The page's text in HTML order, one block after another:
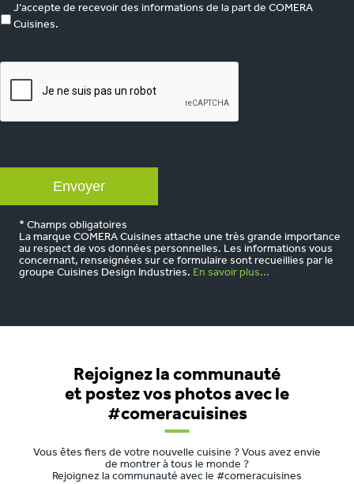
marketing
J’accepte de recevoir des informations de la part de COMERA
Cuisines.
* Champs obligatoires
La marque COMERA Cuisines attache une très grande importance
au respect de vos données personnelles. Les informations vous
concernant, renseignées sur ce formulaire sont recueillies par le
groupe Cuisines Design Industries. En savoir plus...
Rejoignez la communauté
et postez vos photos avec le
#comeracuisines
Vous êtes fiers de votre nouvelle cuisine ? Vous avez envie
de montrer à tous le monde ?
Rejoignez la communauté avec le #comeracuisines